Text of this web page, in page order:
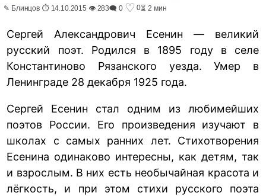
✎ Блинцов ⏱ 14.10.2015 👁 283🗨 0 ♡ 0⏳ 2 мин
Сергей Александрович Есенин — великий
русский поэт. Родился в 1895 году в селе
Константиново Рязанского уезда. Умер в
Ленинграде 28 декабря 1925 года.
Сергей Есенин стал одним из любимейших
поэтов России. Его произведения изучают в
школах с самых ранних лет. Стихотворения
Есенина одинаково интересны, как детям, так
и взрослым. В них есть необычайная красота и
лёгкость, и при этом стихи русского поэта